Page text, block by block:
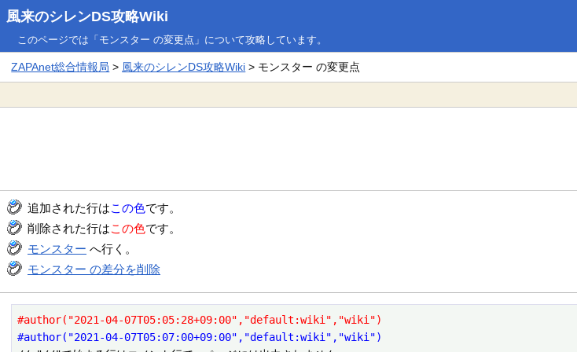
風来のシレンDS攻略Wiki
このページでは「モンスター の変更点」について攻略しています。
ZAPAnet総合情報局 > 風来のシレンDS攻略Wiki > モンスター の変更点
追加された行はこの色です。
削除された行はこの色です。
モンスター へ行く。
モンスター の差分を削除
#author("2021-04-07T05:05:28+09:00","default:wiki","wiki")
#author("2021-04-07T05:07:00+09:00","default:wiki","wiki")